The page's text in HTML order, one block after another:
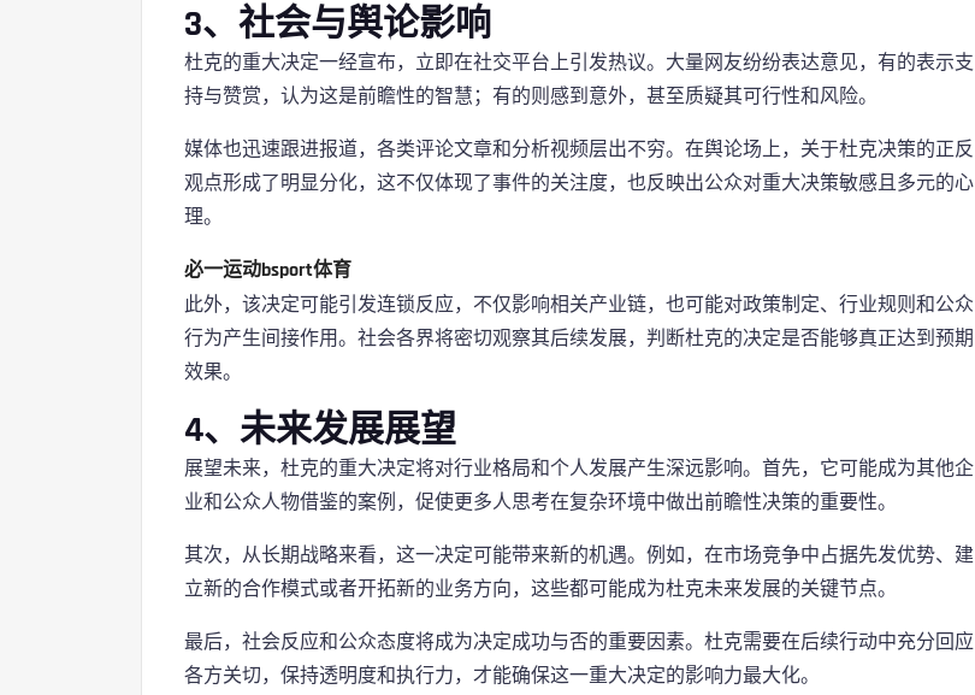
3、社会与舆论影响
杜克的重大决定一经宣布，立即在社交平台上引发热议。大量网友纷纷表达意见，有的表示支
持与赞赏，认为这是前瞻性的智慧；有的则感到意外，甚至质疑其可行性和风险。
媒体也迅速跟进报道，各类评论文章和分析视频层出不穷。在舆论场上，关于杜克决策的正反
观点形成了明显分化，这不仅体现了事件的关注度，也反映出公众对重大决策敏感且多元的心
理。
必一运动bsport体育
此外，该决定可能引发连锁反应，不仅影响相关产业链，也可能对政策制定、行业规则和公众
行为产生间接作用。社会各界将密切观察其后续发展，判断杜克的决定是否能够真正达到预期
效果。
4、未来发展展望
展望未来，杜克的重大决定将对行业格局和个人发展产生深远影响。首先，它可能成为其他企
业和公众人物借鉴的案例，促使更多人思考在复杂环境中做出前瞻性决策的重要性。
其次，从长期战略来看，这一决定可能带来新的机遇。例如，在市场竞争中占据先发优势、建
立新的合作模式或者开拓新的业务方向，这些都可能成为杜克未来发展的关键节点。
最后，社会反应和公众态度将成为决定成功与否的重要因素。杜克需要在后续行动中充分回应
各方关切，保持透明度和执行力，才能确保这一重大决定的影响力最大化。